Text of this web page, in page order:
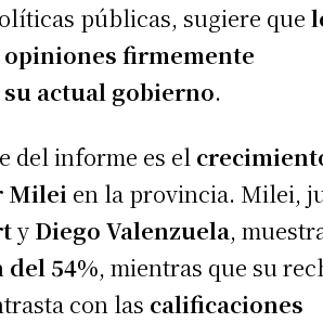
públicas, sugiere que
firmemente
actual gobierno.
del informe es el
Milei en la provincia. Milei,
y Diego Valenzuela,
del 54%, mientras que su
con las calificaciones